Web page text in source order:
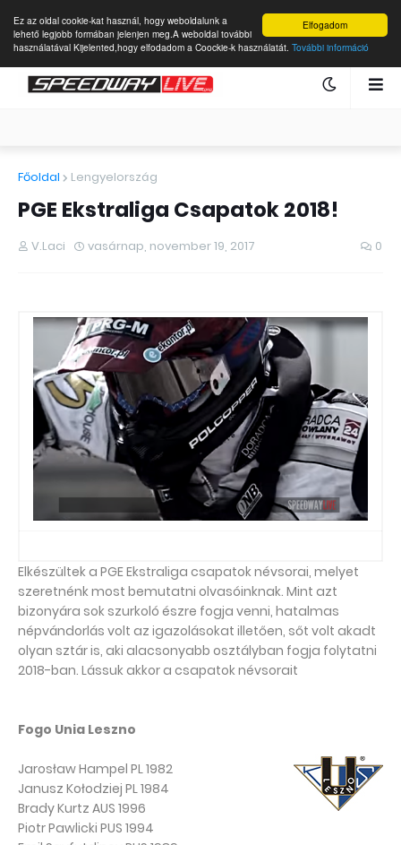
Elfogadom
Ez az oldal cookie-kat használ, hogy weboldalunk a
lehető legjobb formában jelenjen meg.A weboldal további
használatával Kijelented,hogy elfodadom a Coockie-k használatát. További információ
Főoldal Lengyelország
PGE Ekstraliga Csapatok 2018!
V.Laci vasárnap, november 19, 2017 0
Elkészültek a PGE Ekstraliga csapatok névsorai, melyet
szeretnénk most bemutatni olvasóinknak. Mint azt
bizonyára sok szurkoló észre fogja venni, hatalmas
népvándorlás volt az igazolásokat illetően, sőt volt akadt
olyan sztár is, aki alacsonyabb osztályban fogja folytatni
2018-ban. Lássuk akkor a csapatok névsorait
Fogo Unia Leszno
Jarosław Hampel PL 1982
Janusz Kołodziej PL 1984
Brady Kurtz AUS 1996
Piotr Pawlicki PUS 1994